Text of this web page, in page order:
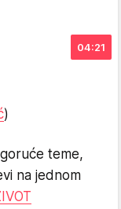
04:21
)
teme,
na jednom